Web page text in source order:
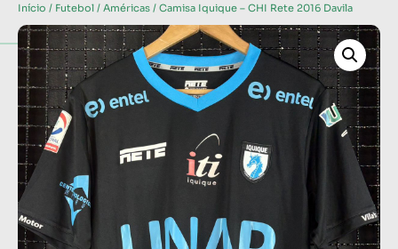
Início / Futebol / Américas / Camisa Iquique – CHI Rete 2016 Davila